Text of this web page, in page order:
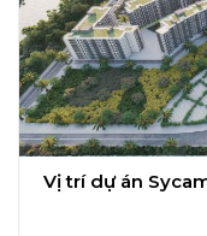
Vị trí dự án